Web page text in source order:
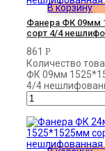
В корзину
Фанера ФК 09мм
сорт 4/4
861 Р
Количество
ФК 09мм
4/4